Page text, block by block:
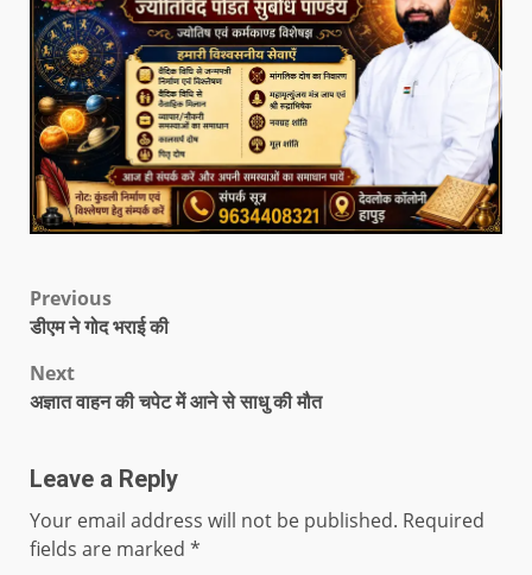
Previous
डीएम ने गोद भराई की
Next
अज्ञात वाहन की चपेट में आने से साधु की मौत
Leave a Reply
Your email address will not be published. Required
fields are marked *